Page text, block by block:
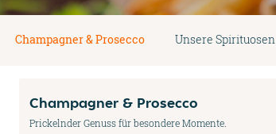
Champagner & Prosecco Unsere Spirituosen
Champagner & Prosecco
Prickelnder Genuss für besondere Momente.